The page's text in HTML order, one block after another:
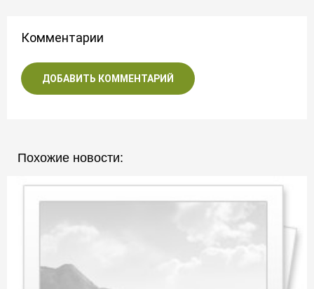
Комментарии
ДОБАВИТЬ КОММЕНТАРИЙ
Похожие новости: